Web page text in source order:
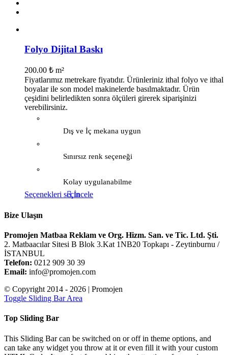
Folyo Dijital Baskı
200.00 ₺ m²
Fiyatlarımız metrekare fiyatıdır. Ürünleriniz ithal folyo ve ithal
boyalar ile son model makinelerde basılmaktadır. Ürün
çeşidini belirledikten sonra ölçüleri girerek siparişinizi
verebilirsiniz.
Dış ve İç mekana uygun
Sınırsız renk seçeneği
Kolay uygulanabilme
Seçenekleri seçinİncele
Bize Ulaşın
Promojen Matbaa Reklam ve Org. Hizm. San. ve Tic. Ltd. Şti.
2. Matbaacılar Sitesi B Blok 3.Kat 1NB20 Topkapı - Zeytinburnu /
İSTANBUL
Telefon: 0212 909 30 39
Email: info@promojen.com
© Copyright 2014 - 2026 | Promojen
Toggle Sliding Bar Area
Top Sliding Bar
This Sliding Bar can be switched on or off in theme options, and
can take any widget you throw at it or even fill it with your custom